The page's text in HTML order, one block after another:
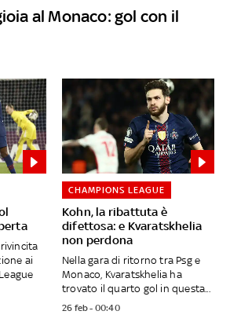
al Monaco: gol con il
ai
Kohn, la ribattuta è
difettosa: e Kvaratskhelia
non perdona
CHAMPIONS LEAGUE
Nella gara di ritorno tra Psg e
Monaco, Kvaratskhelia ha
trovato il quarto gol in questa...
26 feb - 00:40